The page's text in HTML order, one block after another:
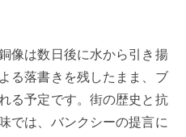
像は数日後に水から引き揚
る落書きを残したまま、ブ
る予定です。街の歴史と抗
では、バンクシーの提言に